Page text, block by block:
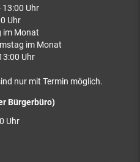
Uhr
Uhr
im Monat
im Monat
Uhr
nur mit Termin möglich.
Bürgerbüro)
Uhr